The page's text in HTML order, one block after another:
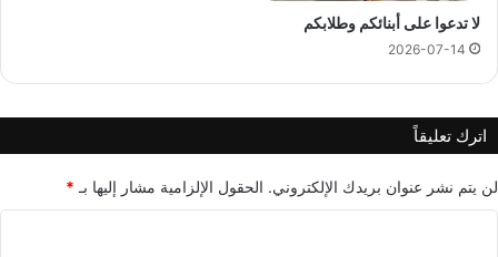
لا تدعوا على أبنائكم وطلابكم
2026-07-14
اترك تعليقاً
لن يتم نشر عنوان بريدك الإلكتروني. الحقول الإلزامية مشار إليها بـ *